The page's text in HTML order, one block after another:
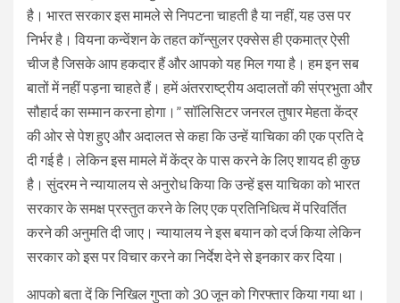
है। भारत सरकार इस मामले से निपटना चाहती है या नहीं, यह उस पर
निर्भर है। वियना कन्वेंशन के तहत कॉन्सुलर एक्सेस ही एकमात्र ऐसी
चीज है जिसके आप हकदार हैं और आपको यह मिल गया है। हम इन सब
बातों में नहीं पड़ना चाहते हैं। हमें अंतरराष्ट्रीय अदालतों की संप्रभुता और
सौहार्द का सम्मान करना होगा।” सॉलिसिटर जनरल तुषार मेहता केंद्र
की ओर से पेश हुए और अदालत से कहा कि उन्हें याचिका की एक प्रति दे
दी गई है। लेकिन इस मामले में केंद्र के पास करने के लिए शायद ही कुछ
है। सुंदरम ने न्यायालय से अनुरोध किया कि उन्हें इस याचिका को भारत
सरकार के समक्ष प्रस्तुत करने के लिए एक प्रतिनिधित्व में परिवर्तित
करने की अनुमति दी जाए। न्यायालय ने इस बयान को दर्ज किया लेकिन
सरकार को इस पर विचार करने का निर्देश देने से इनकार कर दिया।
आपको बता दें कि निखिल गुप्ता को 30 जून को गिरफ्तार किया गया था।